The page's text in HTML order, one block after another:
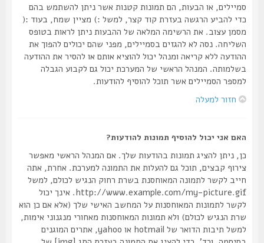
סמיילים, או הבעות, הם תמונות קטנות אשר ניתן להשתמש בהם
כדי להביע הרגשה בעזרת קוד קצר, למשל :) מציין שמח, בעוד :(
מסמן עצוב. את הרשימה המלאה של ההבעות ניתן לראות בטופס
השליחה. נסה לא להגזים בסמיילים, מפני שהם יכולים להפוך את
ההודעה ללא קריאה ומנהל יכול להוציא אותם או להסיר את ההודעה
בשלמותה. המנהל הראשי של המערכת יכול גם לקבוע הגבלה
למספר הסמיילים אשר תוכל להוסיף להודעות.
חזור למעלה
האם אני יכול להוסיף תמונות להודעות?
כן, ניתן להציג תמונות בהודעות שלך. אם המנהל הראשי מאפשר
צירוף קבצים, תוכל גם להעלות את התמונה למערכת. אחרת, אתה
חייב לקשר לתמונה המאוחסנת בשרת רחוק הנגיש לכולם, למשל
http://www.example.com/my-picture.gif. אינך יכול
לקשר לתמונות המאוחסנות על המחשב האישי שלך (אלא אם כן הוא
שרת הנגיש לכולם) ולא תמונות המאוחסנות מאחורי מנגנוני אימות,
למשל תיבות הדואר של hotmail או yahoo, אתרים המוגנים